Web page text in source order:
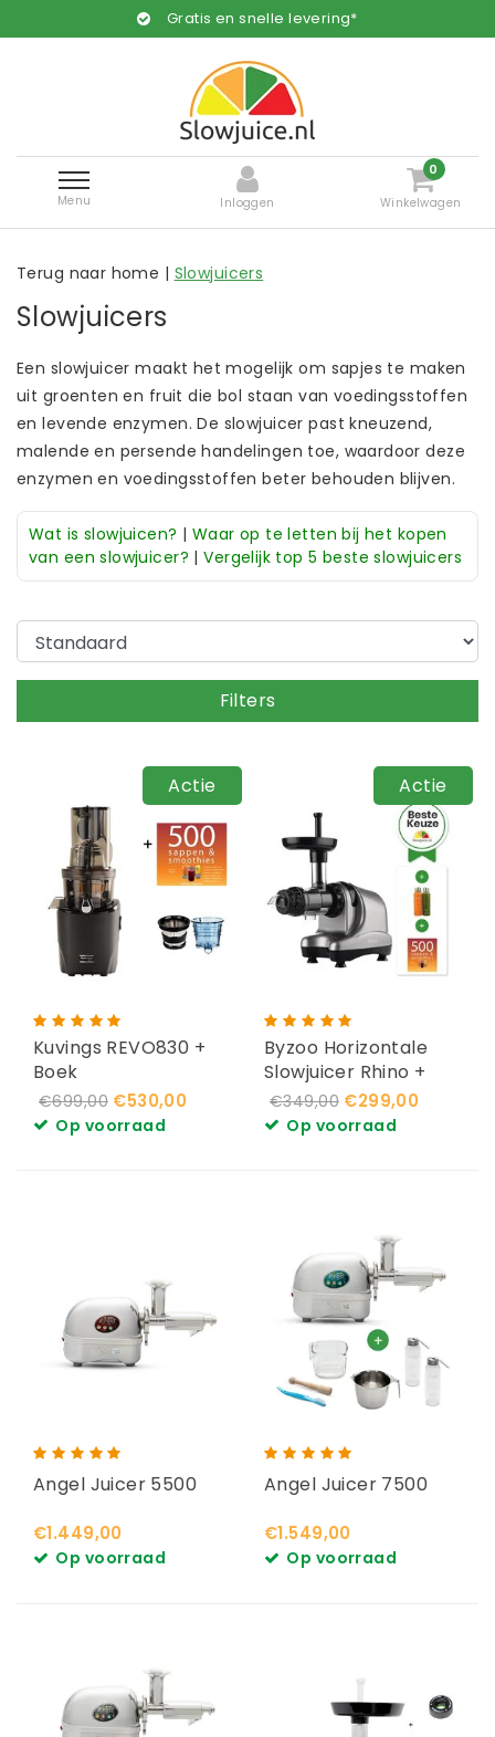
Gratis en snelle levering*
Menu Inloggen
0
Winkelwagen
Terug naar home | Slowjuicers
Slowjuicers
Een slowjuicer maakt het mogelijk om sapjes te maken
uit groenten en fruit die bol staan van voedingsstoffen
en levende enzymen. De slowjuicer past kneuzend,
malende en persende handelingen toe, waardoor deze
enzymen en voedingsstoffen beter behouden blijven.
Wat is slowjuicen? | Waar op te letten bij het kopen
van een slowjuicer? |Vergelijk top 5 beste slowjuicers
Filters
Actie
Kuvings REVO830 +
Boek
€699,00 €530,00
Op voorraad
Actie
Byzoo Horizontale
Slowjuicer Rhino +
Boek + Flesjes
€349,00 €299,00
Op voorraad
Angel Juicer 5500
€1.449,00
Op voorraad
Angel Juicer 7500
€1.549,00
Op voorraad